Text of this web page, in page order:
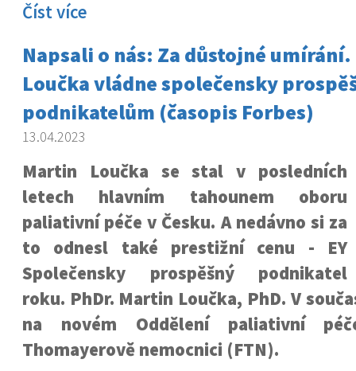
Číst více
Napsali o nás: Za důstojné
Loučka vládne společensky
podnikatelům (časopis Forbes)
13.04.2023
Martin Loučka se stal v posledních
letech hlavním tahounem oboru
paliativní péče v Česku. A nedávno si za
to odnesl také prestižní cenu - EY
Společensky prospěšný podnikatel
roku. PhDr. Martin Loučka, PhD. V
na novém Oddělení paliativní
Thomayerově nemocnici (FTN).